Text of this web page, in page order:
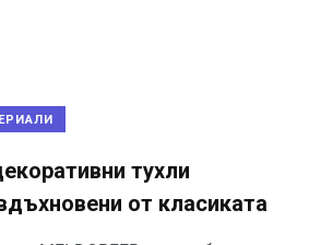
тухли
от класиката